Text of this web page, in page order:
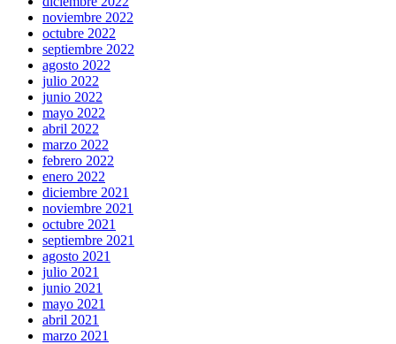
noviembre 2022
octubre 2022
septiembre 2022
agosto 2022
julio 2022
junio 2022
mayo 2022
abril 2022
marzo 2022
febrero 2022
enero 2022
diciembre 2021
noviembre 2021
octubre 2021
septiembre 2021
agosto 2021
julio 2021
junio 2021
mayo 2021
abril 2021
marzo 2021